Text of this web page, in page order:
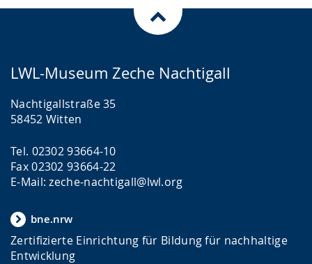
LWL-Museum Zeche Nachtigall
Nachtigallstraße 35
58452 Witten
Tel. 02302 93664-10
Fax 02302 93664-22
E-Mail: zeche-nachtigall@lwl.org
bne.nrw
Zertifizierte Einrichtung für Bildung für nachhaltige
Entwicklung